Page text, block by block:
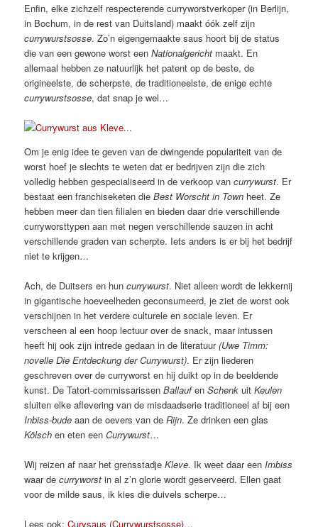
Enfin, elke zichzelf respecterende curryworstverkoper (in Berlijn,
in Bochum, in de rest van Duitsland) maakt óók zelf zijn
currywurstsosse. Zo’n eigengemaakte saus hoort bij de status
die van een gewone worst eenNationalgericht maakt. En
allemaal hebben ze natuurlijk het patent op de beste, de
origineelste, de scherpste, de traditioneelste, de enige echte
currywurstsosse, dat snap je wel…
Om je enig idee te geven van de dwingende populariteit van de
worst hoef je slechts te weten dat er bedrijven zijn die zich
volledig hebben gespecialiseerd in de verkoop vancurrywurst. Er
bestaat een franchiseketen dieBest Worscht in Town heet. Ze
hebben meer dan tien filialen en bieden daar drie verschillende
curryworsttypen aan met negen verschillende sauzen in acht
verschillende graden van scherpte. Iets anders is er bij het bedrijf
niet te krijgen…
Ach, de Duitsers en hun currywurst. Niet alleen wordt de lekkernij
in gigantische hoeveelheden geconsumeerd, je ziet de worst ook
verschijnen in het verdere culturele en sociale leven. Er
verscheen al een hoop lectuur over de snack, maar intussen
heeft hij ook zijn intrede gedaan in de literatuur(Uwe Timm:
novelle Die Entdeckung der Currywurst). Er zijn liederen
geschreven over de curryworst en hij duikt op in de beeldende
kunst. De Tatort-commissarissenBallaufenSchenkuitKeulen
sluiten elke aflevering van de misdaadserie traditioneel af bij een
Inbiss-bude aan de oevers van deRijn. Ze drinken een glas
Kölsch en eten eenCurrywurst…
Wij reizen af naar het grensstadjeKleve. Ik weet daar eenImbiss
waar decurryworst in al z’n glorie wordt geserveerd. Ellen gaat
voor de milde saus, ik kies die duivels scherpe…
Lees ook:Curysaus (Currywurstsosse)…